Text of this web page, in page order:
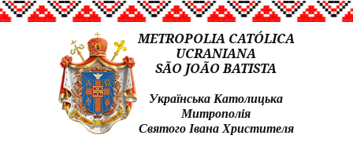
METROPOLIA CATÓLICA
UCRANIANA
SÃO JOÃO BATISTA
Українська Католицька
Митрополія
Святого Івана Христителя